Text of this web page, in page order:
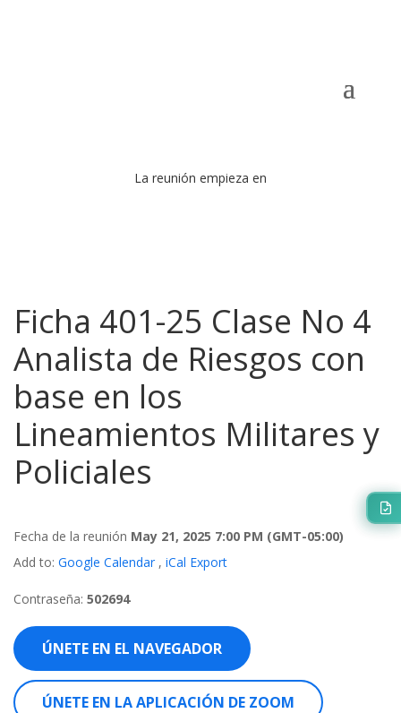
La reunión empieza en
Ficha 401-25 Clase No 4
Analista de Riesgos con
base en los
Lineamientos Militares y
Policiales
Fecha de la reunión May 21, 2025 7:00 PM (GMT-05:00)
Add to: Google Calendar , iCal Export
Contraseña: 502694
ÚNETE EN EL NAVEGADOR
ÚNETE EN LA APLICACIÓN DE ZOOM